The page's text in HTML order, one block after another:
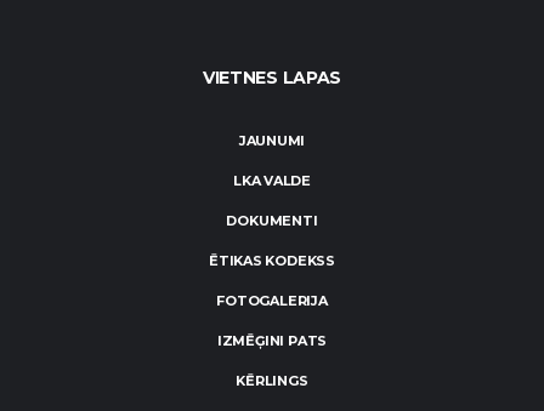
VIETNES LAPAS
JAUNUMI
LKA VALDE
DOKUMENTI
ĒTIKAS KODEKSS
FOTOGALERIJA
IZMĒĢINI PATS
KĒRLINGS